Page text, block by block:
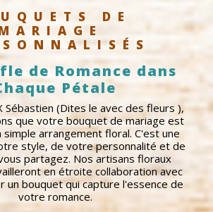
DE
de Romance dans
Pétale
Sébastien (Dites le avec des fleurs ),
que votre bouquet de mariage est
simple arrangement floral. C'est une
style, de votre personnalité et de
partagez. Nos artisans floraux
en étroite collaboration avec
un bouquet qui capture l'essence de
votre romance.